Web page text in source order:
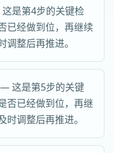
是第4步的关键检
已经做到位，再继续
整后再推进。
— 这是第5步的关键
否已经做到位，再继
调整后再推进。